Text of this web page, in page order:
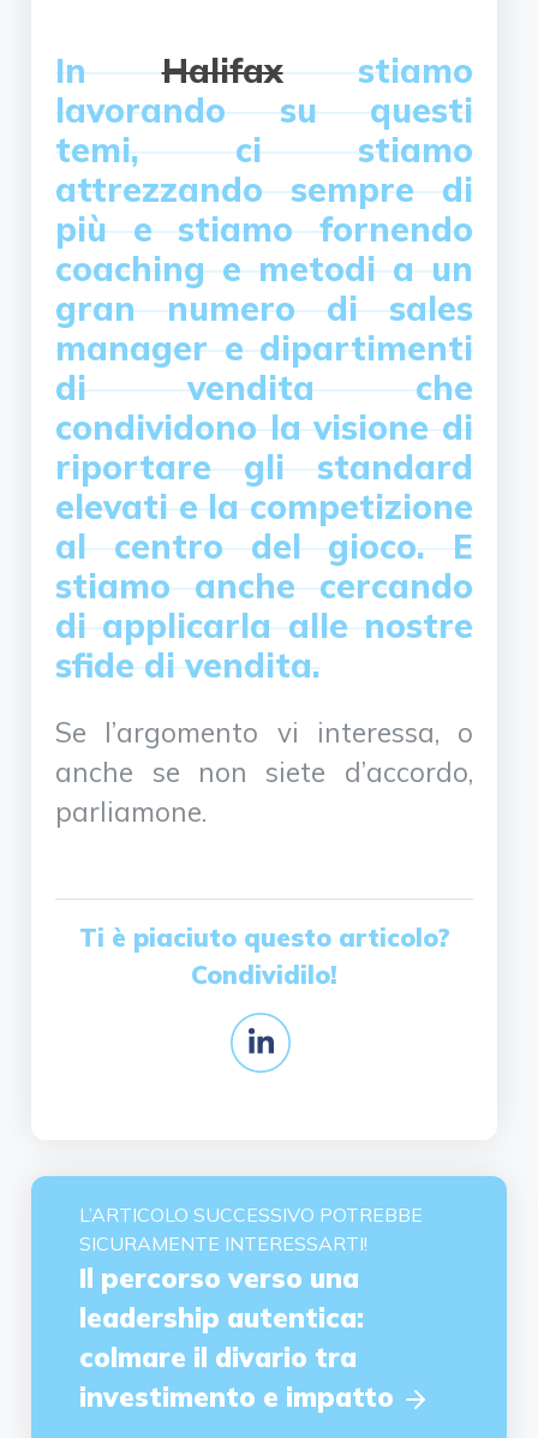
InHalifaxstiamo
lavorando su questi
temi, ci stiamo
attrezzando sempre di
più e stiamo fornendo
coaching e metodi a un
gran numero di sales
manager e dipartimenti
di vendita che
condividono la visione di
riportare gli standard
elevati e la competizione
al centro del gioco. E
stiamo anche cercando
di applicarla alle nostre
sfide di vendita.
Se l’argomento vi interessa, o
anche se non siete d’accordo,
parliamone.
Ti è piaciuto questo articolo?
Condividilo!
L’ARTICOLO SUCCESSIVO POTREBBE
SICURAMENTE INTERESSARTI!
Il percorso verso una
leadership autentica:
colmare il divario tra
investimento e impatto